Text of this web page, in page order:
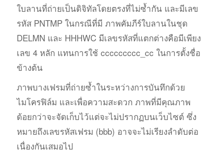
ใบลานที่ถ่ายเป็นดิจิทัลโดยตรงที่ไม่ซ้ำกัน และมีเลข
รหัส PNTMP ในกรณีที่มี ภาพคัมภีร์ใบลานในชุด
DELMN และ HHHWC มีเลขรหัสที่แตกต่างคือมีเพียง
เลข 4 หลัก แทนการใช้ ccccccccc_cc ในการตั้งชื่อ
ข้างต้น
ภาพบางเฟรมที่ถ่ายซ้ำในระหว่างการบันทึกด้วย
ไมโครฟิล์ม และเพื่อความสะดวก ภาพที่มีคุณภาพ
ด้อยกว่าจะจัดเก็บไว้แต่จะไม่ปรากฏบนเว็บไซต์ ซึ่ง
หมายถึงเลขรหัสเฟรม (bbb) อาจจะไม่เรียงลำดับต่อ
เนื่องกันเสมอไป